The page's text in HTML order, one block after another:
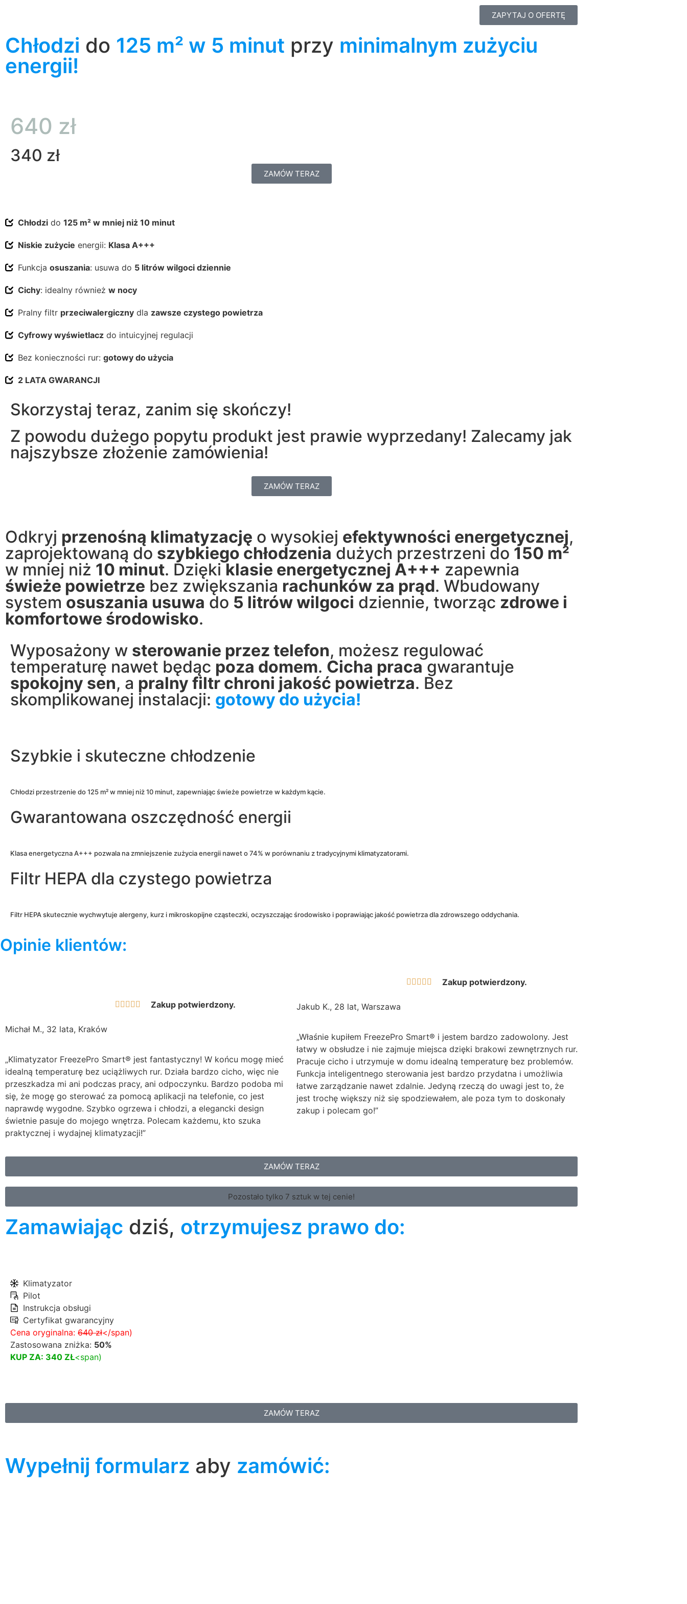
ZAPYTAJ O OFERTĘ
Chłodzi do 125 m² w 5 minut przy minimalnym zużyciu
energii!
640 zł
340 zł
ZAMÓW TERAZ
Chłodzi do 125 m² w mniej niż 10 minut
Niskie zużycie energii: Klasa A+++
Funkcja osuszania: usuwa do 5 litrów wilgoci dziennie
Cichy: idealny również w nocy
Pralny filtr przeciwalergiczny dla zawsze czystego powietrza
Cyfrowy wyświetlacz do intuicyjnej regulacji
Bez konieczności rur: gotowy do użycia
2 LATA GWARANCJI
Skorzystaj teraz, zanim się skończy!
Z powodu dużego popytu produkt jest prawie wyprzedany! Zalecamy jak
najszybsze złożenie zamówienia!
ZAMÓW TERAZ
Odkryj przenośną klimatyzację o wysokiej efektywności energetycznej,
zaprojektowaną do szybkiego chłodzeniadużych przestrzeni do 150 m²
w mniej niż 10 minut. Dziękiklasie energetycznej A+++ zapewnia
świeże powietrze bez zwiększania rachunków za prąd. Wbudowany
system osuszania usuwa do 5 litrów wilgoci dziennie, tworząc zdrowe i
komfortowe środowisko.
Wyposażony w sterowanie przez telefon, możesz regulować
temperaturę nawet będąc poza domem. Cicha pracagwarantuje
spokojny sen, a pralny filtr chroni jakość powietrza. Bez
skomplikowanej instalacji: gotowy do użycia!
Szybkie i skuteczne chłodzenie
Chłodzi przestrzenie do 125 m² w mniej niż 10 minut, zapewniając świeże powietrze w każdym kącie.
Gwarantowana oszczędność energii
Klasa energetyczna A+++ pozwala na zmniejszenie zużycia energii nawet o 74% w porównaniu z tradycyjnymi klimatyzatorami.
Filtr HEPA dla czystego powietrza
Filtr HEPA skutecznie wychwytuje alergeny, kurz i mikroskopijne cząsteczki, oczyszczając środowisko i poprawiając jakość powietrza dla zdrowszego oddychania.
Opinie klientów:
     Zakup potwierdzony.
Michał M., 32 lata, Kraków
„Klimatyzator FreezePro Smart® jest fantastyczny! W końcu mogę mieć
idealną temperaturę bez uciążliwych rur. Działa bardzo cicho, więc nie
przeszkadza mi ani podczas pracy, ani odpoczynku. Bardzo podoba mi
się, że mogę go sterować za pomocą aplikacji na telefonie, co jest
naprawdę wygodne. Szybko ogrzewa i chłodzi, a elegancki design
świetnie pasuje do mojego wnętrza. Polecam każdemu, kto szuka
praktycznej i wydajnej klimatyzacji!”
     Zakup potwierdzony.
Jakub K., 28 lat, Warszawa
„Właśnie kupiłem FreezePro Smart® i jestem bardzo zadowolony. Jest
łatwy w obsłudze i nie zajmuje miejsca dzięki brakowi zewnętrznych rur.
Pracuje cicho i utrzymuje w domu idealną temperaturę bez problemów.
Funkcja inteligentnego sterowania jest bardzo przydatna i umożliwia
łatwe zarządzanie nawet zdalnie. Jedyną rzeczą do uwagi jest to, że
jest trochę większy niż się spodziewałem, ale poza tym to doskonały
zakup i polecam go!”
ZAMÓW TERAZ
Pozostało tylko 7 sztuk w tej cenie!
Zamawiając dziś, otrzymujesz prawo do:
Klimatyzator
Pilot
Instrukcja obsługi
Certyfikat gwarancyjny
Cena oryginalna: 640 zł</span)
Zastosowana zniżka: 50%
KUP ZA: 340 ZŁ<span)
ZAMÓW TERAZ
Wypełnij formularz aby zamówić: